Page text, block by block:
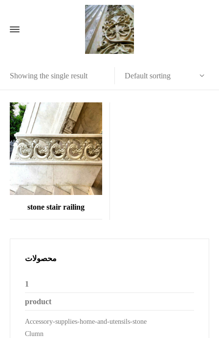
Showing the single result Default sorting
stone stair railing
محصولات
1
product
Accessory-supplies-home-and-utensils-stone
Clumn